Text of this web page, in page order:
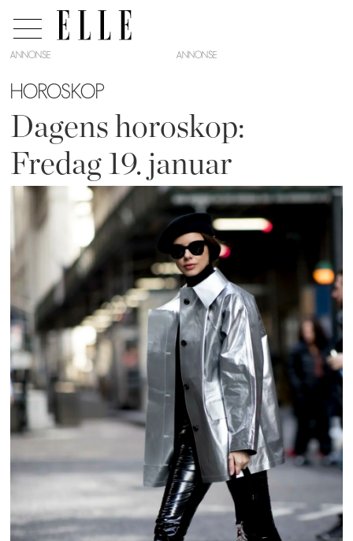
ANNONSE
HOROSKOP
Dagens horoskop:
Fredag 19. januar